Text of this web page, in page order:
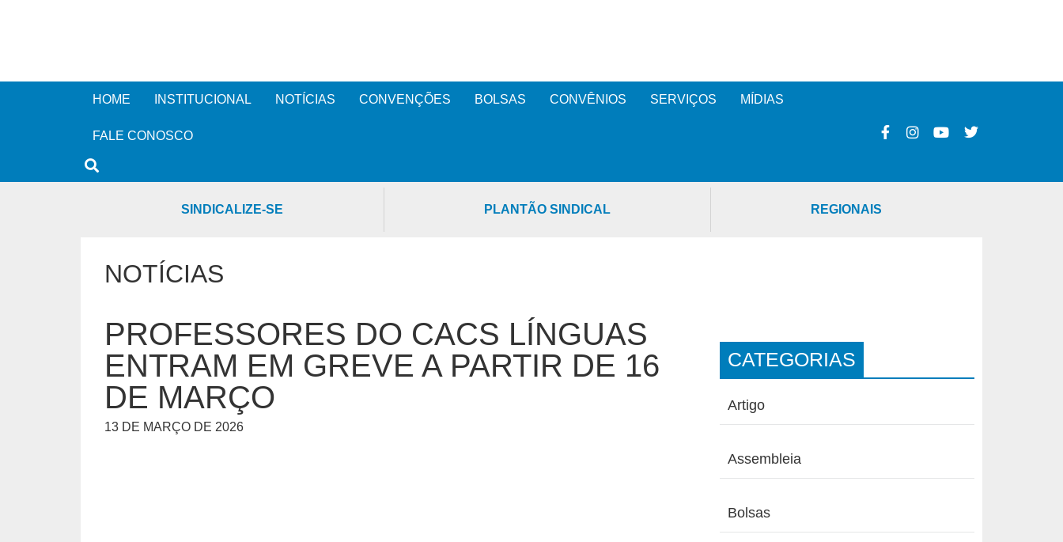
HOME INSTITUCIONAL NOTÍCIAS CONVENÇÕES BOLSAS CONVÊNIOS SERVIÇOS MÍDIAS
FALE CONOSCO
SINDICALIZE-SE PLANTÃO SINDICAL REGIONAIS
NOTÍCIAS
PROFESSORES DO CACS LÍNGUAS
ENTRAM EM GREVE A PARTIR DE 16
DE MARÇO
13 DE MARÇO DE 2026
CATEGORIAS
Artigo
Assembleia
Bolsas